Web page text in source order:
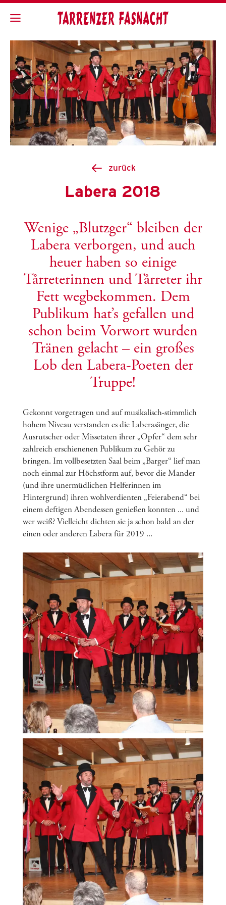
zurück
Labera 2018
Wenige „Blutzger“ bleiben der
Labera verborgen, und auch
heuer haben so einige
Tårreterinnen und Tårreter ihr
Fett wegbekommen. Dem
Publikum hat’s gefallen und
schon beim Vorwort wurden
Tränen gelacht – ein großes
Lob den Labera-Poeten der
Truppe!
Gekonnt vorgetragen und auf musikalisch-stimmlich
hohem Niveau verstanden es die Laberasänger, die
Ausrutscher oder Missetaten ihrer „Opfer“ dem sehr
zahlreich erschienenen Publikum zu Gehör zu
bringen. Im vollbesetzten Saal beim „Barger“ lief man
noch einmal zur Höchstform auf, bevor die Mander
(und ihre unermüdlichen Helferinnen im
Hintergrund) ihren wohlverdienten „Feierabend“ bei
einem deftigen Abendessen genießen konnten ... und
wer weiß? Vielleicht dichten sie ja schon bald an der
einen oder anderen Labera für 2019 ...